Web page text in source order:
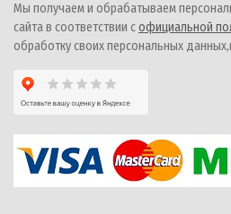
Мы получаем и обрабатываем
сайта в соответствии софициальной
обработку своих персональных